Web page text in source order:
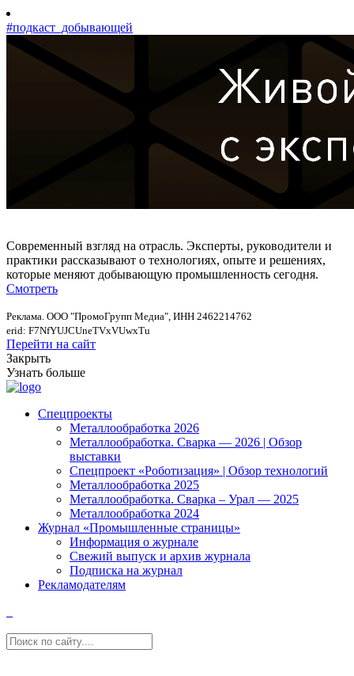
#подкаст_добывающей
Современный взгляд на отрасль. Эксперты, руководители и
практики рассказывают о технологиях, опыте и решениях,
которые меняют добывающую промышленность сегодня.
Смотреть
Реклама. ООО "ПромоГрупп Медиа", ИНН 2462214762
erid: F7NfYUJCUneTVxVUwxTu
Перейти на сайт
Закрыть
Узнать больше
Спецпроекты
Металлообработка 2026
Металлообработка. Сварка — 2026 | Обзор
выставки
Спецпроект «Роботизация» | Обзор технологий
Металлообработка 2025
Металлообработка. Сварка – Урал — 2025
Металлообработка 2024
Журнал «Промышленные страницы»
Информация о журнале
Свежий выпуск и архив журнала
Подписка на журнал
Рекламодателям